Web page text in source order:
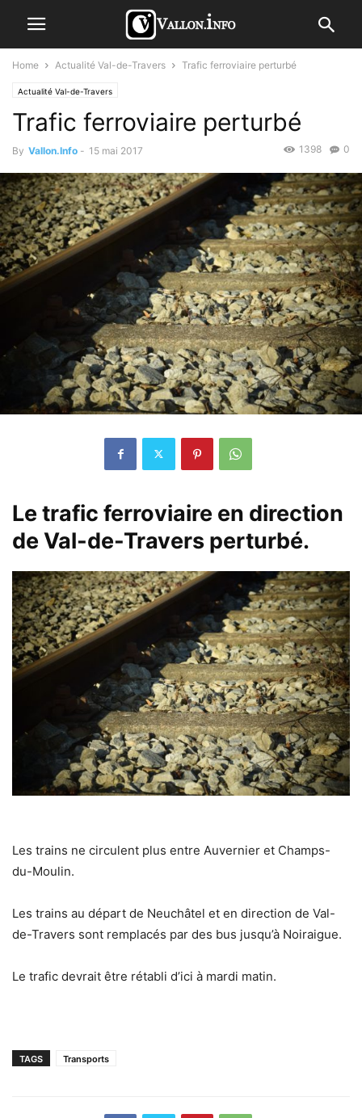
Home Actualité Val-de-Travers Trafic ferroviaire perturbé
Actualité Val-de-Travers
Trafic ferroviaire perturbé
By Vallon.Info - 15 mai 2017 0
1398
Le trafic ferroviaire en direction
de Val-de-Travers perturbé.
Les trains ne circulent plus entre Auvernier et Champs-
du-Moulin.
Les trains au départ de Neuchâtel et en direction de Val-
de-Travers sont remplacés par des bus jusqu’à Noiraigue.
Le trafic devrait être rétabli d’ici à mardi matin.
TAGS Transports